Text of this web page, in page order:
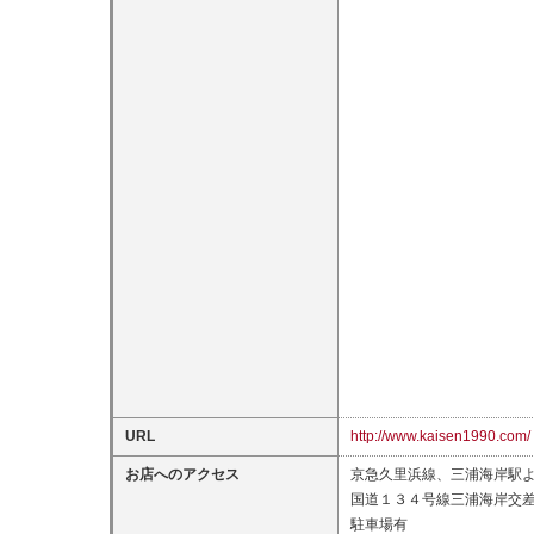
URL http://www.kaisen1990.com/
お店へのアクセス
京急久里浜線、三浦海岸駅
国道１３４号線三浦海岸交
駐車場有